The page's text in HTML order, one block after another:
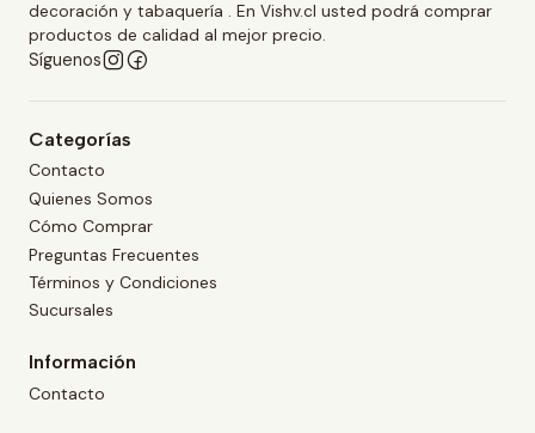
decoración y tabaquería . En Vishv.cl usted podrá comprar
productos de calidad al mejor precio.
Síguenos
Categorías
Contacto
Quienes Somos
Cómo Comprar
Preguntas Frecuentes
Términos y Condiciones
Sucursales
Información
Contacto